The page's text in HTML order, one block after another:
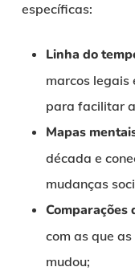
específicas:
Linha do
marcos legais
para facilitar
Mapas
década e
mudanças
Comparações
com as que
mudou;